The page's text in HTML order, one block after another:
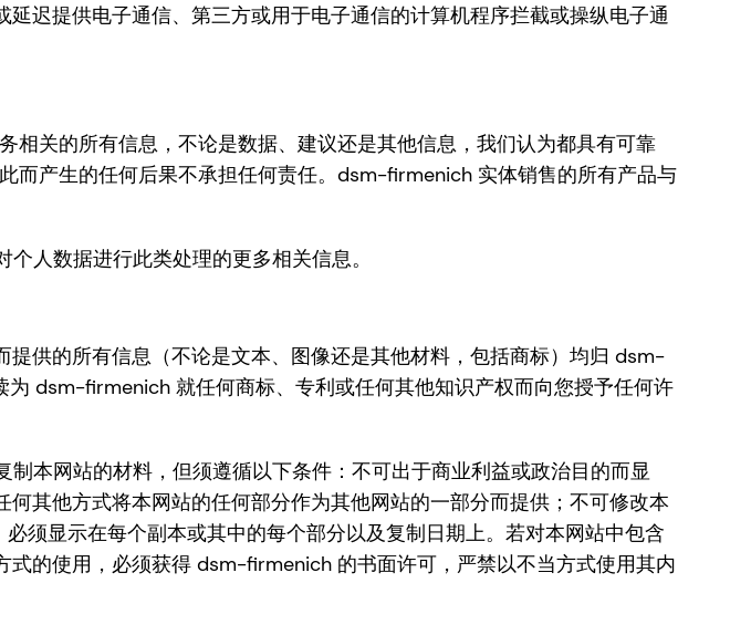
迟提供电子通信、第三方或用于电子通信的计算机程序拦截或操纵电子通
关的所有信息，不论是数据、建议还是其他信息，我们认为都具有可靠
产生的任何后果不承担任何责任。dsm-firmenich 实体销售的所有产品与
人数据进行此类处理的更多相关信息。
供的所有信息（不论是文本、图像还是其他材料，包括商标）均归 dsm-
dsm-firmenich 就任何商标、专利或任何其他知识产权而向您授予任何许
本网站的材料，但须遵循以下条件：不可出于商业利益或政治目的而显
其他方式将本网站的任何部分作为其他网站的一部分而提供；不可修改本
须显示在每个副本或其中的每个部分以及复制日期上。若对本网站中包含
的使用，必须获得 dsm-firmenich 的书面许可，严禁以不当方式使用其内